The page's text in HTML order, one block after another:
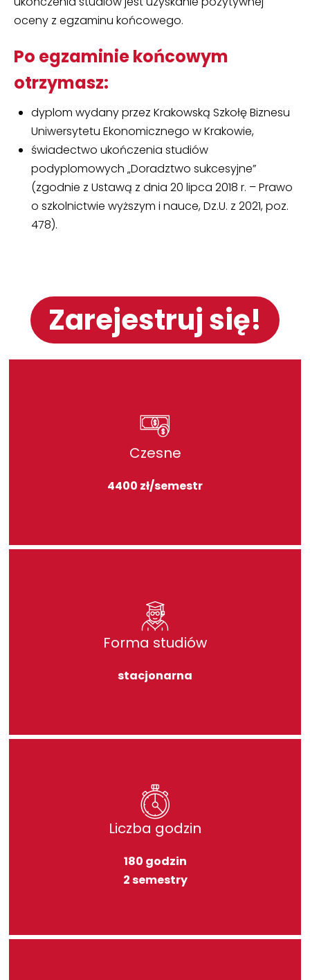
oceny z egzaminu końcowego.
Po egzaminie końcowym
otrzymasz:
dyplom wydany przez Krakowską Szkołę Biznesu
Uniwersytetu Ekonomicznego w Krakowie,
świadectwo ukończenia studiów
podyplomowych „Doradztwo sukcesyjne”
(zgodnie z Ustawą z dnia 20 lipca 2018 r. – Prawo
o szkolnictwie wyższym i nauce, Dz.U. z 2021, poz.
478).
Zarejestruj się!
Czesne
4400 zł/semestr
Forma studiów
stacjonarna
Liczba godzin
180 godzin
2 semestry